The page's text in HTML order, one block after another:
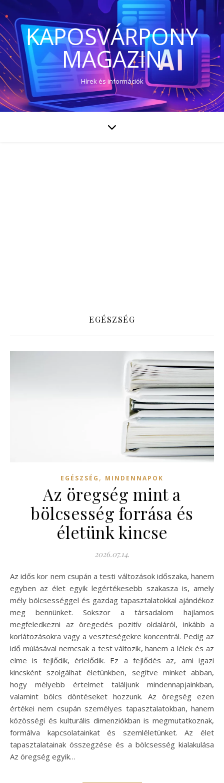
KAPOSVÁRPONY
MAGAZIN
Hírek és információk
EGÉSZSÉG
EGÉSZSÉG , MINDENNAPOK
Az öregség mint a
bölcsesség forrása és
életünk kincse
2026.07.14.
Az idős kor nem csupán a testi változások időszaka, hanem
egyben az élet egyik legértékesebb szakasza is, amely
mély bölcsességgel és gazdag tapasztalatokkal ajándékoz
meg bennünket. Sokszor a társadalom hajlamos
megfeledkezni az öregedés pozitív oldaláról, inkább a
korlátozásokra vagy a veszteségekre koncentrál. Pedig az
idő múlásával nemcsak a test változik, hanem a lélek és az
elme is fejlődik, érlelődik. Ez a fejlődés az, ami igazi
kincsként szolgálhat életünkben, segítve minket abban,
hogy mélyebb értelmet találjunk mindennapjainkban,
valamint bölcs döntéseket hozzunk. Az öregség ezen
értékei nem csupán személyes tapasztalatokban, hanem
közösségi és kulturális dimenziókban is megmutatkoznak,
formálva kapcsolatainkat és szemléletünket. Az élet
tapasztalatainak összegzése és a bölcsesség kialakulása
Az öregség egyik…